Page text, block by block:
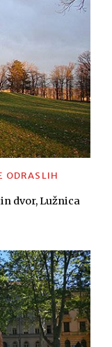
ODRASLIH
dvor, Lužnica